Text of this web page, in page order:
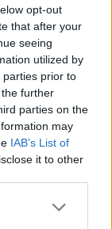
opt-out
that after your
seeing
utilized by
parties prior to
further
parties on the
may
IAB’s List of
it to other
more Google
ακριβώς
πώς να